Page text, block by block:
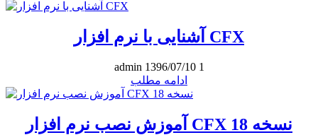
آشنایی با نرم افزار CFX
admin 1396/07/10 1
ادامه مطلب
آموزش نصب نرم افزار CFX نسخه 18